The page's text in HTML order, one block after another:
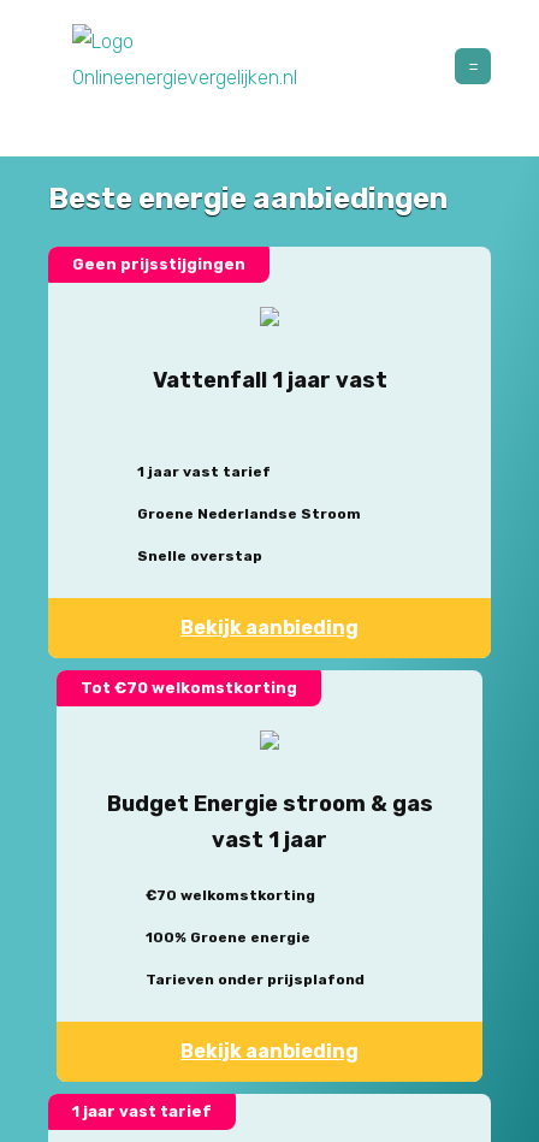
Beste energie aanbiedingen
Geen prijsstijgingen
Vattenfall 1 jaar vast
1 jaar vast tarief
Groene Nederlandse Stroom
Snelle overstap
Bekijk aanbieding
Tot €70 welkomstkorting
Budget Energie stroom & gas
vast 1 jaar
€70 welkomstkorting
100% Groene energie
Tarieven onder prijsplafond
Bekijk aanbieding
1 jaar vast tarief